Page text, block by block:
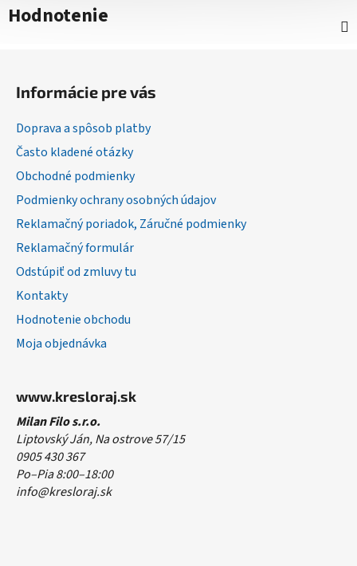
Hodnotenie
Informácie pre vás
Doprava a spôsob platby
Často kladené otázky
Obchodné podmienky
Podmienky ochrany osobných údajov
Reklamačný poriadok, Záručné podmienky
Reklamačný formulár
Odstúpiť od zmluvy tu
Kontakty
Hodnotenie obchodu
Moja objednávka
www.kresloraj.sk
Milan Filo s.r.o.
Liptovský Ján, Na ostrove 57/15
0905 430 367
Po–Pia 8:00–18:00
info@kresloraj.sk